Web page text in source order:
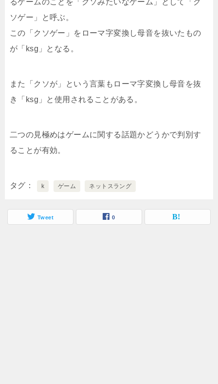
るゲームのことを「クソみたいなゲーム」として「ク
ソゲー」と呼ぶ。
この「クソゲー」をローマ字変換し母音を抜いたもの
が「ksg」となる。
また「クソが」という言葉もローマ字変換し母音を抜
き「ksg」と使用されることがある。
二つの見極めはゲームに関する話題かどうかで判別す
ることが有効。
タグ k ゲーム ネットスラング
Tweet 0